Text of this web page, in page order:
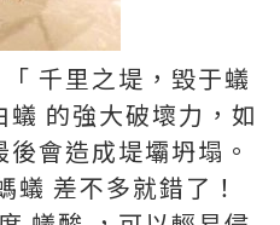
千里之堤，毀于蟻
的強大破壞力，如
會造成堤壩坍塌。
蟻 差不多就錯了！